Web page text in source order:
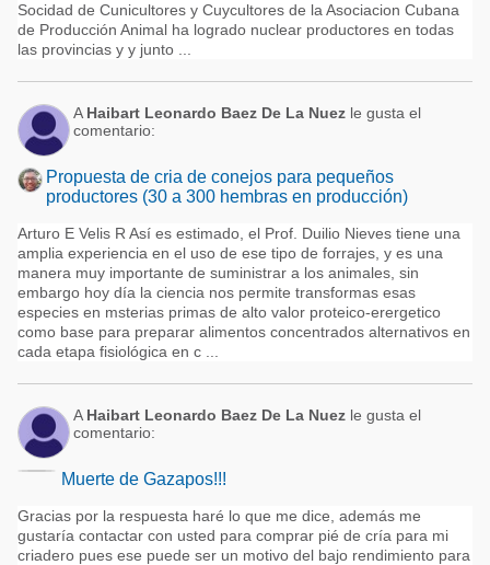
Socidad de Cunicultores y Cuycultores de la Asociacion Cubana
de Producción Animal ha logrado nuclear productores en todas
las provincias y y junto ...
A Haibart Leonardo Baez De La Nuez le gusta el
comentario:
Propuesta de cria de conejos para pequeños
productores (30 a 300 hembras en producción)
Arturo E Velis R Así es estimado, el Prof. Duilio Nieves tiene una
amplia experiencia en el uso de ese tipo de forrajes, y es una
manera muy importante de suministrar a los animales, sin
embargo hoy día la ciencia nos permite transformas esas
especies en msterias primas de alto valor proteico-erergetico
como base para preparar alimentos concentrados alternativos en
cada etapa fisiológica en c ...
A Haibart Leonardo Baez De La Nuez le gusta el
comentario:
Muerte de Gazapos!!!
Gracias por la respuesta haré lo que me dice, además me
gustaría contactar con usted para comprar pié de cría para mi
criadero pues ese puede ser un motivo del bajo rendimiento para